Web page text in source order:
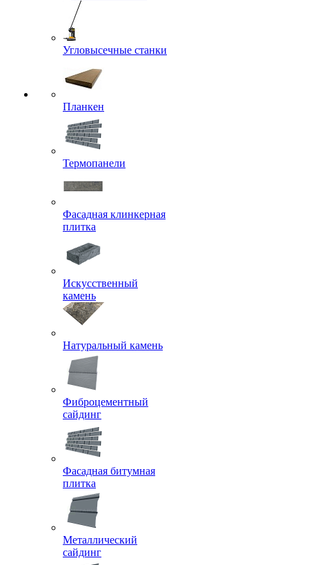
Угловысечные станки
Планкен
Термопанели
Фасадная клинкерная
плитка
Искусственный
камень
Натуральный камень
Фиброцементный
сайдинг
Фасадная битумная
плитка
Металлический
сайдинг